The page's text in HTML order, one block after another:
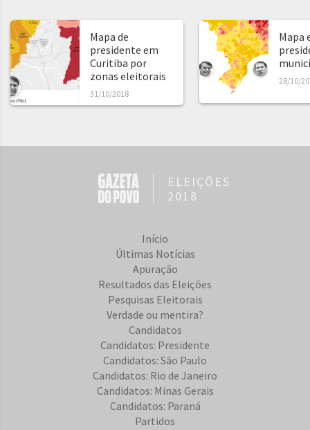
Mapa de
presidente em
Curitiba por
zonas eleitorais
31/10/2018
Mapa
28/10/
ELEIÇÕES
2018
Início
Últimas Notícias
Apuração
Resultados das Eleições
Pesquisas Eleitorais
Verdade ou mentira?
Candidatos
Candidatos: Presidente
Candidatos: São Paulo
Candidatos: Rio de Janeiro
Candidatos: Minas Gerais
Candidatos: Paraná
Partidos